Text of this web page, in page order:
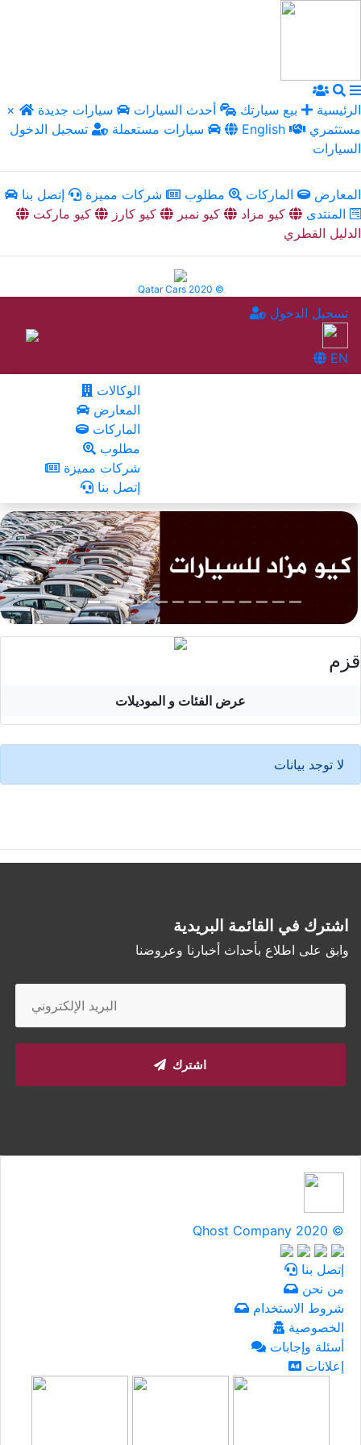
× الرئيسية بيع سيارتك أحدث السيارات
سيارات جديدة
سيارات مستعملة
تسجيل الدخول English
السيارات
المعارض الماركات مطلوب شركات مميزة
إتصل بنا
المنتدى
كيو مزاد كيو نمبر كيو كارز
كيو ماركت
الدليل القطري
Qatar Cars 2020 ©
تسجيل الدخول
EN
الوكالات
المعارض
الماركات
مطلوب
شركات مميزة
إتصل بنا
قزم
عرض الفئات و الموديلات
لا توجد بيانات
اشترك في القائمة البريدية
وابق على اطلاع بأحداث أخبارنا وعروضنا
اشترك
Qhost Company 2020 ©
إتصل بنا
من نحن
شروط الاستخدام
الخصوصية
أسئلة وإجابات
إعلانات